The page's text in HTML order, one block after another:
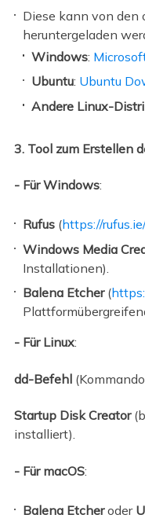
Diese kann von
heruntergeladen
Windows:
Ubuntu: Ubuntu
Andere Linux-
3. Tool zum Erstellen
- Für Windows:
Rufus (https://
Windows Media
Installationen).
Balena Etcher(
- Für Linux:
dd-Befehl
Startup Disk Creator
installiert).
- Für macOS:
Balena Etcheroder